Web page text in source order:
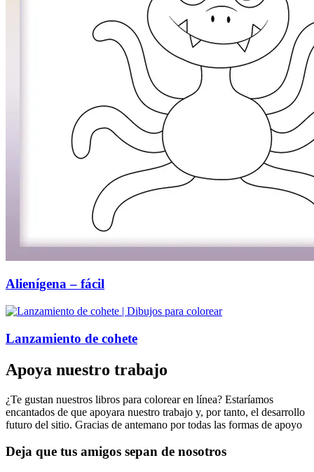
Alienígena – fácil
Lanzamiento de cohete
Apoya nuestro trabajo
¿Te gustan nuestros libros para colorear en línea? Estaríamos
encantados de que apoyara nuestro trabajo y, por tanto, el desarrollo
futuro del sitio. Gracias de antemano por todas las formas de apoyo
Deja que tus amigos sepan de nosotros